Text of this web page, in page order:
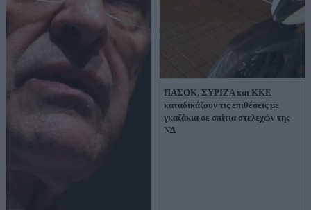
ΠΑΣΟΚ, ΣΥΡΙΖΑ και ΚΚΕ
καταδικάζουν τις επιθέσεις με
γκαζάκια σε σπίτια στελεχών της
ΝΔ